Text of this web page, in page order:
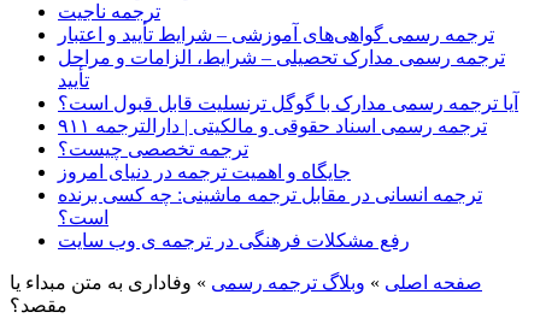
ترجمه ناجیت
ترجمه رسمی گواهی‌های آموزشی – شرایط تأیید و اعتبار
ترجمه رسمی مدارک تحصیلی – شرایط، الزامات و مراحل
تأیید
آیا ترجمه رسمی مدارک با گوگل ترنسلیت قابل قبول است؟
ترجمه رسمی اسناد حقوقی و مالکیتی | دارالترجمه ۹۱۱
ترجمه تخصصی چیست؟
جایگاه و اهمیت ترجمه در دنیای امروز
ترجمه انسانی در مقابل ترجمه ماشینی: چه کسی برنده
است؟
رفع مشکلات فرهنگی در ترجمه ی وب سایت
صفحه اصلی » وبلاگ ترجمه رسمی » وفاداری به متن مبداء یا
مقصد؟